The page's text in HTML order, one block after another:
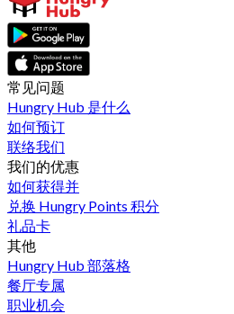
常见问题
Hungry Hub 是什么
如何预订
联络我们
我们的优惠
如何获得并
兑换 Hungry Points 积分
礼品卡
其他
Hungry Hub 部落格
餐厅专属
职业机会